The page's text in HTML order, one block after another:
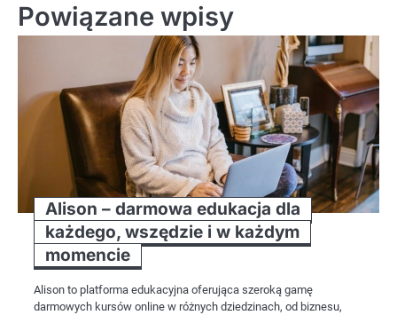
Powiązane wpisy
Alison – darmowa edukacja dla
każdego, wszędzie i w każdym
momencie
Alison to platforma edukacyjna oferująca szeroką gamę
darmowych kursów online w różnych dziedzinach, od biznesu,